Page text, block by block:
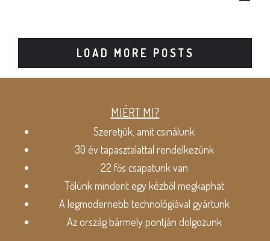
LOAD MORE POSTS
MIÉRT MI?
Szeretjük, amit csinálunk
30 év tapasztalattal rendelkezünk
22 fős csapatunk van
Tőlünk mindent egy kézből megkaphat
A legmodernebb technológiával gyártunk
Az ország bármely pontján dolgozunk